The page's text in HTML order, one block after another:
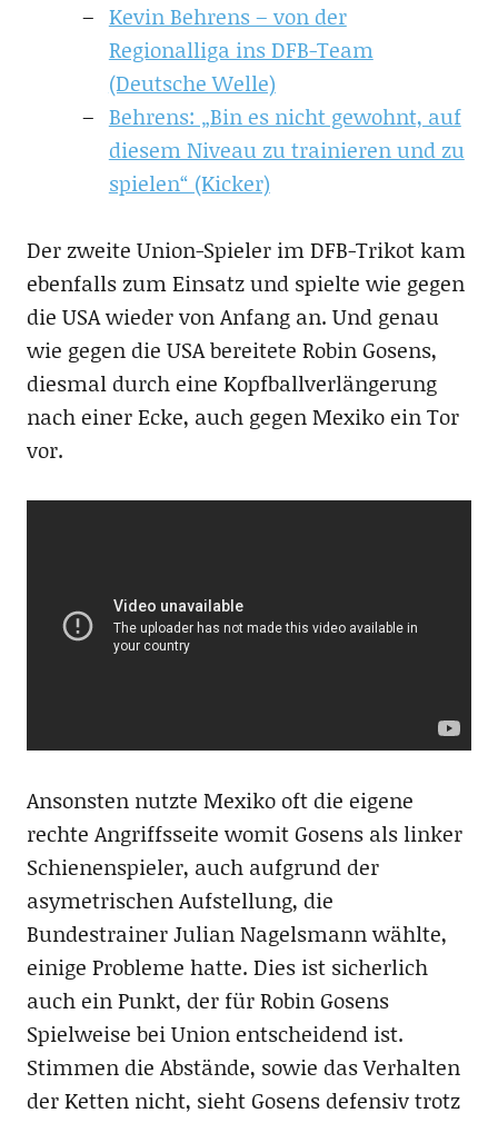
Kevin Behrens – von der
Regionalliga ins DFB-Team
(Deutsche Welle)
Behrens: „Bin es nicht gewohnt, auf
diesem Niveau zu trainieren und zu
spielen“ (Kicker)
Der zweite Union-Spieler im DFB-Trikot kam
ebenfalls zum Einsatz und spielte wie gegen
die USA wieder von Anfang an. Und genau
wie gegen die USA bereitete Robin Gosens,
diesmal durch eine Kopfballverlängerung
nach einer Ecke, auch gegen Mexiko ein Tor
vor.
Ansonsten nutzte Mexiko oft die eigene
rechte Angriffsseite womit Gosens als linker
Schienenspieler, auch aufgrund der
asymetrischen Aufstellung, die
Bundestrainer Julian Nagelsmann wählte,
einige Probleme hatte. Dies ist sicherlich
auch ein Punkt, der für Robin Gosens
Spielweise bei Union entscheidend ist.
Stimmen die Abstände, sowie das Verhalten
der Ketten nicht, sieht Gosens defensiv trotz